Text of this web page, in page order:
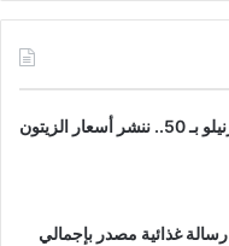
التفاحي بـ 110 والمنزنيلو بـ 50.. ننشر أسعار الزيتون
سلامة الغذاء: 4300 رسالة غذائية مصدر بإجمالي